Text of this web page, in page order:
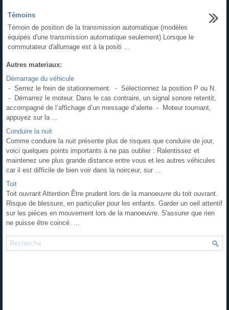
Témoins
Témoin de position de la transmission automatique (modèles
équipés d'une transmission automatique seulement) Lorsque le
commutateur d'allumage est à la positi ...
Autres materiaux:
Démarrage du véhicule
- Serrez le frein de stationnement. - Sélectionnez la position P ou N.
- Démarrez le moteur. Dans le cas contraire, un signal sonore retentit,
accompagné de l’affichage d’un message d’alerte. - Moteur tournant,
appuyez sur la ...
Conduire la nuit
Comme conduire la nuit présente plus de risques que conduire de jour,
voici quelques points importants à ne pas oublier : Ralentissez et
maintenez une plus grande distance entre vous et les autres véhicules
car il est difficile de bien voir dans la noirceur, sur ...
Toit
Toit ouvrant Attention Être prudent lors de la manoeuvre du toit ouvrant.
Risque de blessure, en particulier pour les enfants. Garder un oeil attentif
sur les pièces en mouvement lors de la manoeuvre. S'assurer que rien
ne puisse être coincé. ...